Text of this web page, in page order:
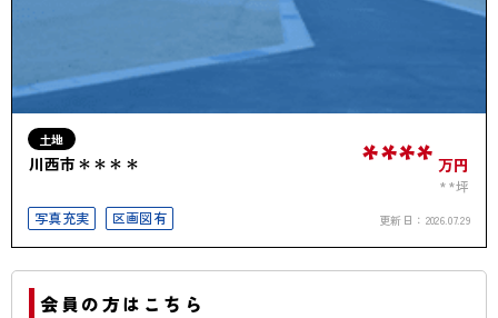
土地
川西市＊＊＊＊ **** 万円
**坪
写真充実
区画図有 更新日： 2026.07.29
会員の方はこちら